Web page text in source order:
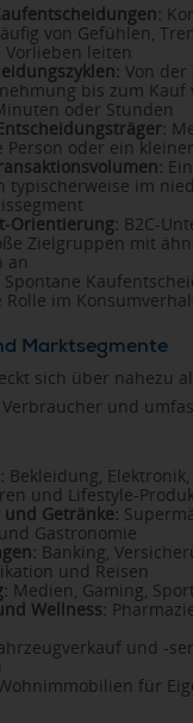
von Gefühlen,
leiten
Von der
bis zum Kauf
oder Stunden
Person oder ein
typischerweise im
Orientierung: B2C-
Zielgruppen mit
an
Spontane
Rolle im
Marktsegmente
sich über nahezu
und
Bekleidung, Elektronik,
und Lifestyle-
Getränke:
Gastronomie
Banking,
und Reisen
Medien, Gaming,
Wellness:
und -
für